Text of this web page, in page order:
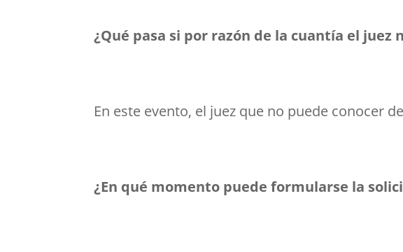
¿Qué pasa si por razón de la cuantía el juez
En este evento, el juez que no puede conocer
¿En qué momento puede formularse la